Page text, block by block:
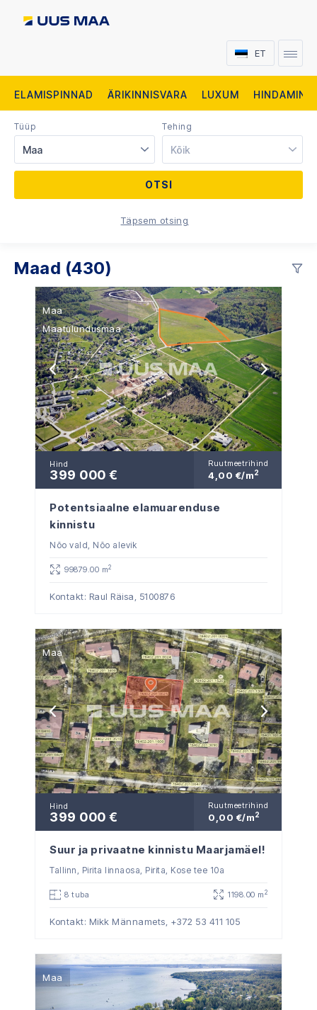
ET
ELAMISPINNAD ÄRIKINNISVARA LUXUM HINDAMINE
Tüüp
Maa
Tehing
Kõik
Täpsem otsing
Maad (430)
Maa
Maatulundusmaa
Hind
399 000 €
Ruutmeetrihind
4,00 €/m2
Potentsiaalne elamuarenduse
kinnistu
Nõo vald, Nõo alevik
99879.00 m2
Kontakt: Raul Räisa, 5100876
Maa
Hind
399 000 €
Ruutmeetrihind
0,00 €/m2
Suur ja privaatne kinnistu Maarjamäel!
Tallinn, Pirita linnaosa, Pirita, Kose tee 10a
8 tuba 1198.00 m 2
Kontakt: Mikk Männamets, +372 53 411 105
Maa